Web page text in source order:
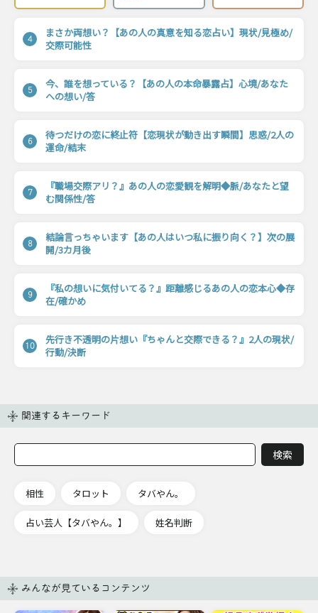
4
まさか両想い？【あの人の真意を知る恋占い】現状/見極め/
交際可能性
5
今、誰を想っている？【あの人の本命暴露占】心境/あなた
への想い/答
6
待つだけの恋に終止符【恋現状が動き出す瞬間】思惑/2人の
運命/結末
7
『職場交際アリ？』あの人の恋愛観を解明◆脈/あなたと望
む関係性/答
8
結論言っちゃいます【あの人はいつ私に振り向く？】次の展
開/3カ月後
9
『私の想いに気付いてる？』距離感じるあの人の恋本心◆存
在/確かめ
10
先行き不透明の片想い『ちゃんと交際できる？』2人の現状/
行動/決断
関連するキーワード
相性 タロット タバやん。
占い芸人【タバやん。】 姓名判断
みんなが見ているコンテンツ